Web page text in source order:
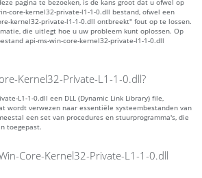
pagina te bezoeken, is de kans groot dat u ofwel op
core-kernel32-private-l1-1-0.dll bestand, ofwel een
kernel32-private-l1-1-0.dll ontbreekt" fout op te lossen.
die uitlegt hoe u uw probleem kunt oplossen. Op
api-ms-win-core-kernel32-private-l1-1-0.dll
Kernel32-Private-L1-1-0.dll?
L1-1-0.dll een DLL (Dynamic Link Library) file,
wordt verwezen naar essentiële systeembestanden van
een set van procedures en stuurprogramma's, die
toegepast.
Core-Kernel32-Private-L1-1-0.dll